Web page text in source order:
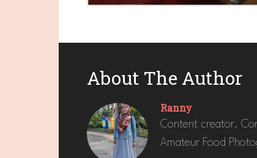
About The Author
Ranny
Content creator.
Amateur Food